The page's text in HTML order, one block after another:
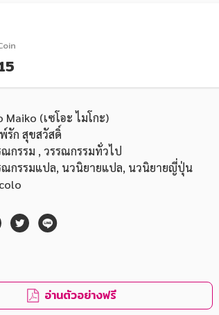
Maiko (เซโอะ ไมโกะ)
รัก สุขสวัสดิ์
ณกรรม , วรรณกรรมทั่วไป
ณกรรมแปล, นวนิยายแปล, นวนิยายญี่ปุ่น
อ่านตัวอย่างฟรี